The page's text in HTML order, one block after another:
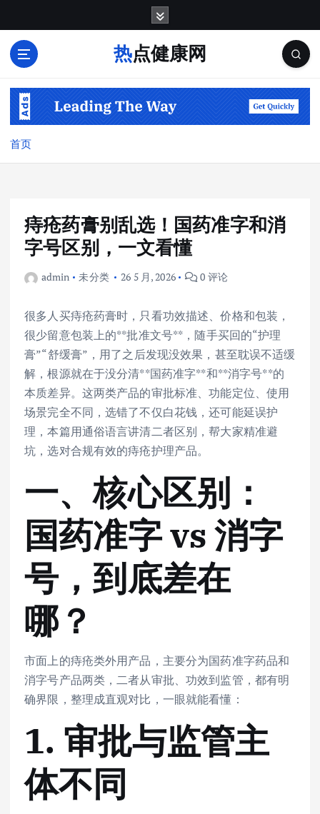
热点健康网
首页
痔疮药膏别乱选！国药准字和消
字号区别，一文看懂
admin 未分类 26 5 月, 2026 0 评论
很多人买痔疮药膏时，只看功效描述、价格和包装，
很少留意包装上的**批准文号**，随手买回的“护理
膏”“舒缓膏”，用了之后发现没效果，甚至耽误不适缓
解，根源就在于没分清**国药准字**和**消字号**的
本质差异。这两类产品的审批标准、功能定位、使用
场景完全不同，选错了不仅白花钱，还可能延误护
理，本篇用通俗语言讲清二者区别，帮大家精准避
坑，选对合规有效的痔疮护理产品。
一、核心区别：
国药准字 vs 消字
号，到底差在
哪？
市面上的痔疮类外用产品，主要分为国药准字药品和
消字号产品两类，二者从审批、功效到监管，都有明
确界限，整理成直观对比，一眼就能看懂：
1. 审批与监管主
体不同